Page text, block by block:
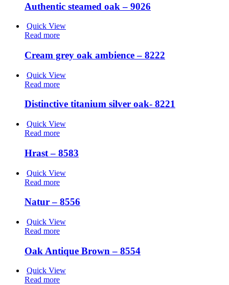
Authentic steamed oak – 9026
Quick View
Read more
Cream grey oak ambience – 8222
Quick View
Read more
Distinctive titanium silver oak- 8221
Quick View
Read more
Hrast – 8583
Quick View
Read more
Natur – 8556
Quick View
Read more
Oak Antique Brown – 8554
Quick View
Read more